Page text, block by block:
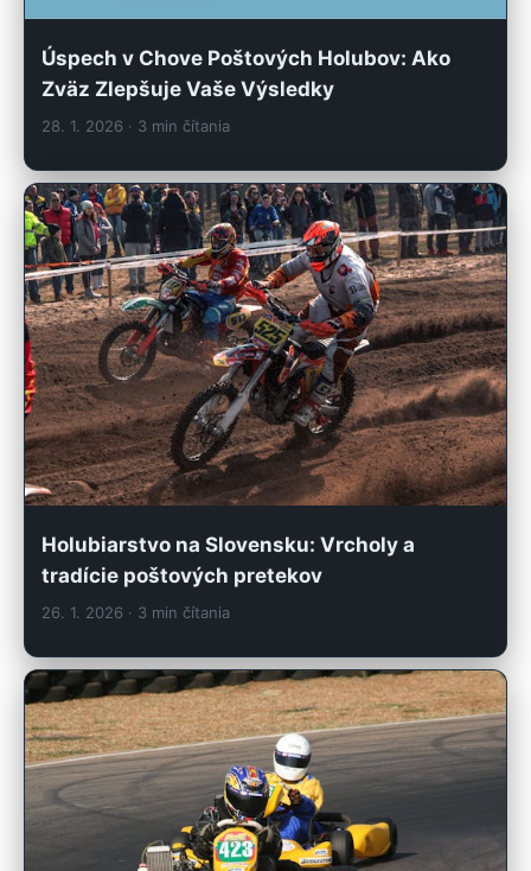
Úspech v Chove Poštových Holubov: Ako
Zväz Zlepšuje Vaše Výsledky
28. 1. 2026 · 3 min čítania
Holubiarstvo na Slovensku: Vrcholy a
tradície poštových pretekov
26. 1. 2026 · 3 min čítania